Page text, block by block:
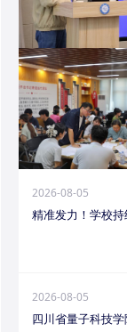
2026-08-05
精准发力！学校
2026-08-05
四川省量子科技